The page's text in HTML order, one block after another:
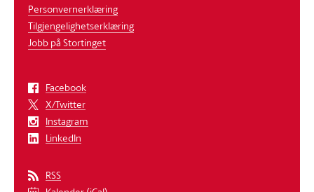
Personvernerklæring
Tilgjengelighetserklæring
Jobb på Stortinget
Facebook
X/Twitter
Instagram
LinkedIn
RSS